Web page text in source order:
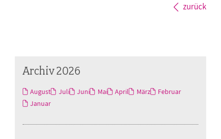
zurück
Archiv 2026
August Juli Juni Mai April März
Februar
Januar